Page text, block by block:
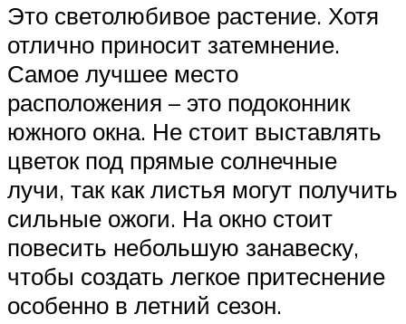
Это светолюбивое растение. Хотя
отлично приносит затемнение.
Самое лучшее место
расположения – это подоконник
южного окна. Не стоит выставлять
цветок под прямые солнечные
лучи, так как листья могут получить
сильные ожоги. На окно стоит
повесить небольшую занавеску,
чтобы создать легкое притеснение
особенно в летний сезон.